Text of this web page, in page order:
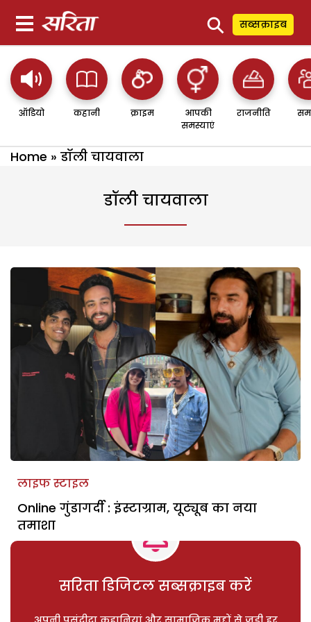
⚲ सब्सक्राइब
ऑडियो कहानी क्राइम
आपकी
समस्याएं
राजनीति
Home » डॉली चायवाला
डॉली चायवाला
लाइफ स्टाइल
Online गुंडागर्दी : इंस्टाग्राम, यूट्यूब का नया
तमाशा
सरिता डिजिटल सब्सक्राइब करें